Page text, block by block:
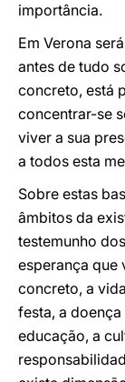
importância.
Em Verona
antes de tudo
concreto, está
concentrar-se
viver a sua
a todos esta
Sobre estas
âmbitos da
testemunho
esperança que
concreto, a
festa, a
educação, a